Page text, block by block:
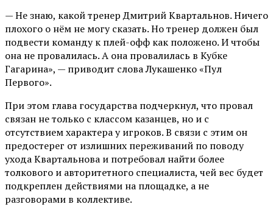
— Не знаю, какой тренер Дмитрий Квартальнов. Ничего
плохого о нём не могу сказать. Но тренер должен был
подвести команду к плей-офф как положено. И чтобы
она не провалилась. А она провалилась в Кубке
Гагарина», — приводит слова Лукашенко «Пул
Первого».
При этом глава государства подчеркнул, что провал
связан не только с классом казанцев, но и с
отсутствием характера у игроков. В связи с этим он
предостерег от излишних переживаний по поводу
ухода Квартальнова и потребовал найти более
толкового и авторитетного специалиста, чей вес будет
подкреплен действиями на площадке, а не
разговорами в коллективе.